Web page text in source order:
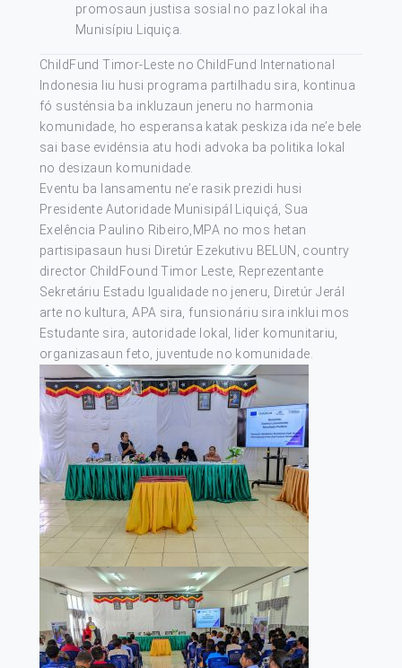
promosaun justisa sosial no paz lokal iha
Munisípiu Liquiça.
ChildFund Timor-Leste no ChildFund International
Indonesia liu husi programa partilhadu sira, kontinua
fó susténsia ba inkluzaun jeneru no harmonia
komunidade, ho esperansa katak peskiza ida ne’e bele
sai base evidénsia atu hodi advoka ba politika lokal
no desizaun komunidade.
Eventu ba lansamentu ne’e rasik prezidi husi
Presidente Autoridade Munisipál Liquiçá, Sua
Exelência Paulino Ribeiro,MPA no mos hetan
partisipasaun husi Diretúr Ezekutivu BELUN, country
director ChildFound Timor Leste, Reprezentante
Sekretáriu Estadu Igualidade no jeneru, Diretúr Jerál
arte no kultura, APA sira, funsionáriu sira inklui mos
Estudante sira, autoridade lokal, lider komunitariu,
organizasaun feto, juventude no komunidade.